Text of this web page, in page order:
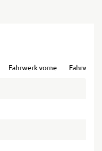
Fahrwerk vorne Fahrwerk